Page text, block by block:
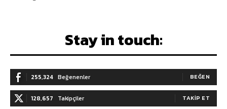
Stay in touch:
255,324 Beğenenler BEĞEN
128,657 Takipçiler TAKIP ET